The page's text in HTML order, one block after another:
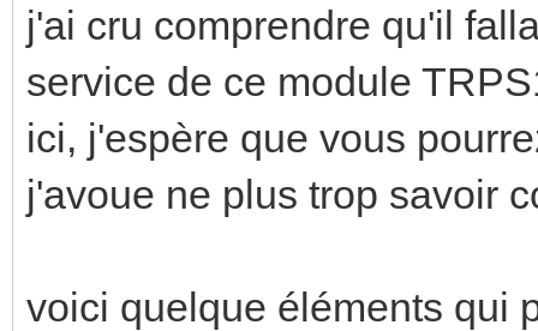
j'ai cru comprendre qu'il
service de ce module
ici, j'espère que vous
j'avoue ne plus trop savoir
voici quelque éléments qui